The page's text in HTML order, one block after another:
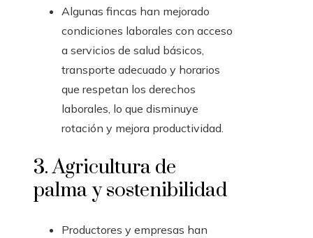
Algunas fincas han mejorado
condiciones laborales con acceso
a servicios de salud básicos,
transporte adecuado y horarios
que respetan los derechos
laborales, lo que disminuye
rotación y mejora productividad.
3. Agricultura de
palma y sostenibilidad
Productores y empresas han